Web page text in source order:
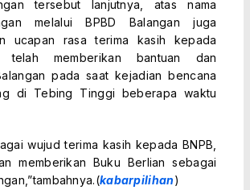
tersebut lanjutnya, atas nama
melalui BPBD Balangan juga
ucapan rasa terima kasih kepada
telah memberikan bantuan dan
pada saat kejadian bencana
di Tebing Tinggi beberapa waktu
wujud terima kasih kepada BNPB,
memberikan Buku Berlian sebagai
kabarpilihan)